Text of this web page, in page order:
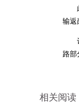
此
输返
记
路部
相关阅读